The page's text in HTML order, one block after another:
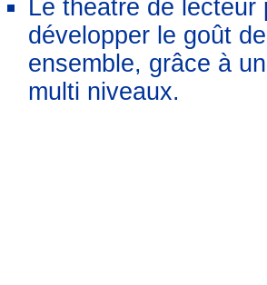
Le théâtre de lecteur
développer le goût
ensemble, grâce à
multi niveaux.